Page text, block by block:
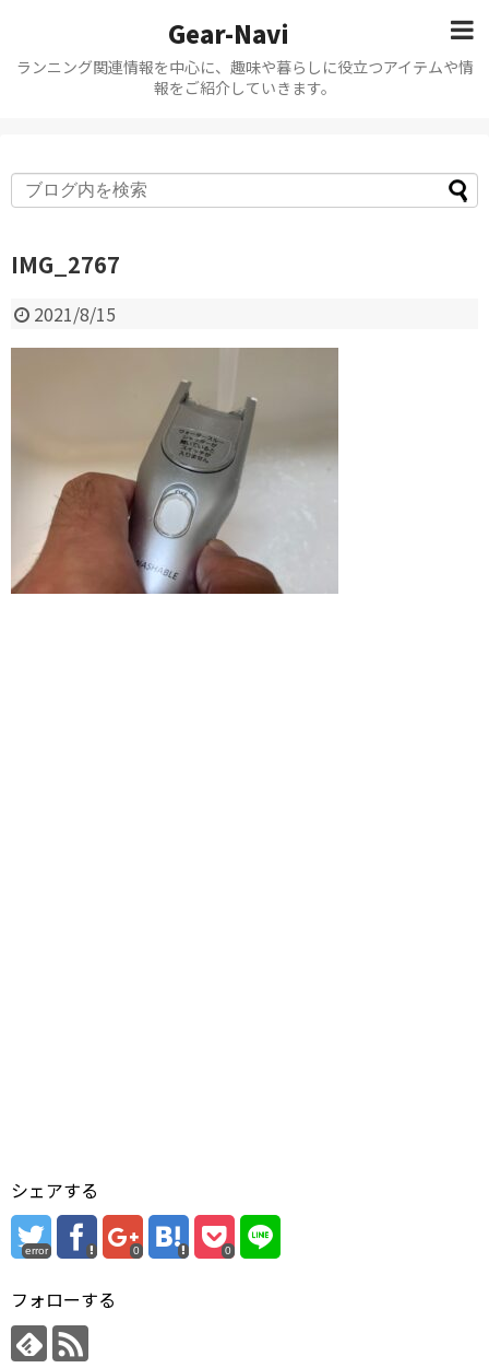
Gear-Navi
ランニング関連情報を中心に、趣味や暮らしに役立つアイテムや情
報をご紹介していきます。
IMG_2767
2021/8/15
シェアする
error 0 0
フォローする